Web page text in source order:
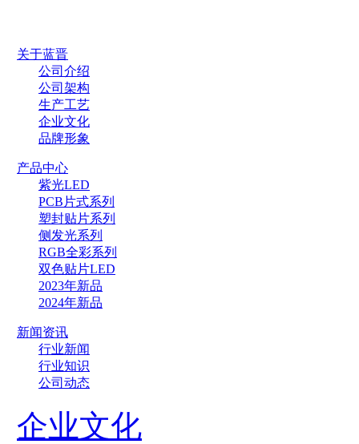
关于蓝晋
公司介绍
公司架构
生产工艺
企业文化
品牌形象
产品中心
紫光LED
PCB片式系列
塑封贴片系列
侧发光系列
RGB全彩系列
双色贴片LED
2023年新品
2024年新品
新闻资讯
行业新闻
行业知识
公司动态
企业文化